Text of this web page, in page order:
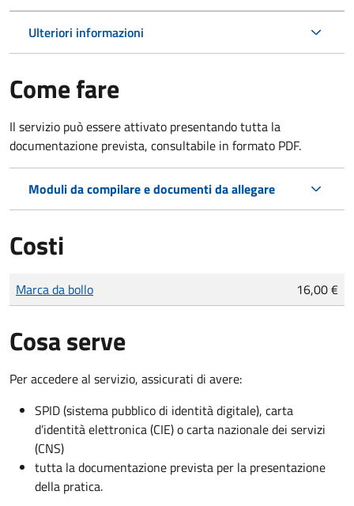
Ulteriori informazioni
Come fare
Il servizio può essere attivato presentando tutta la
documentazione prevista, consultabile in formato PDF.
Moduli da compilare e documenti da allegare
Costi
Tipo di pagamento
Importo
Marca da bollo 16,00 €
Cosa serve
Per accedere al servizio, assicurati di avere:
SPID (sistema pubblico di identità digitale), carta
d’identità elettronica (CIE) o carta nazionale dei servizi
(CNS)
tutta la documentazione prevista per la presentazione
della pratica.